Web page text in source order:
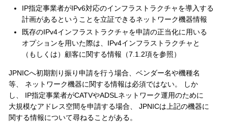
IP指定事業者がIPv6対応のインフラストラクチャを導入する
計画があるということを立証できるネットワーク機器情報
既存のIPv4インフラストラクチャを申請の正当化に用いる
オプションを用いた際は、IPv4インフラストラクチャと
（もしくは）顧客に関する情報（7.1.2項を参照）
JPNICへ初期割り振り申請を行う場合、ベンダー名や機種名
等、 ネットワーク機器に関する情報は必須ではない。 しか
し、 IP指定事業者がCATVやADSLネットワーク運用のために
大規模なアドレス空間を申請する場合、 JPNICは上記の機器に
関する情報について尋ねることがある。